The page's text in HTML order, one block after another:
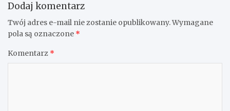
Dodaj komentarz
Twój adres e-mail nie zostanie opublikowany.Wymagane
pola są oznaczone *
Komentarz *